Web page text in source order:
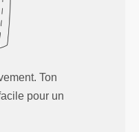
Ton
pour un